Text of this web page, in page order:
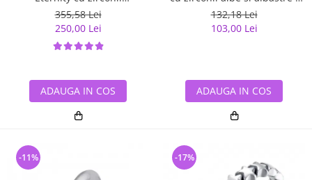
multicolore ETU0036
355,58 Lei
250,00 Lei
ADAUGA IN COS
Be Elegant ITU0109
132,18 Lei
103,00 Lei
ADAUGA IN COS
-11% -17%